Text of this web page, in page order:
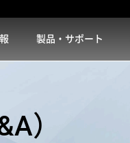
製品・サポート
）